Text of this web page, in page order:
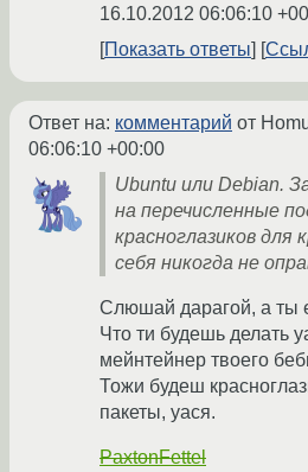
16.10.2012 06:06:10
Показать ответы
Ответ на: комментарий от
06:06:10 +00:00
Ubuntu или Debian.
на перечисленные
красноглазиков для
себя никогда не
Слюшай дарагой, а ты
Что ти будешь делать
мейнтейнер твоего
Тожи будеш
пакеты, уася.
PaxtonFettel